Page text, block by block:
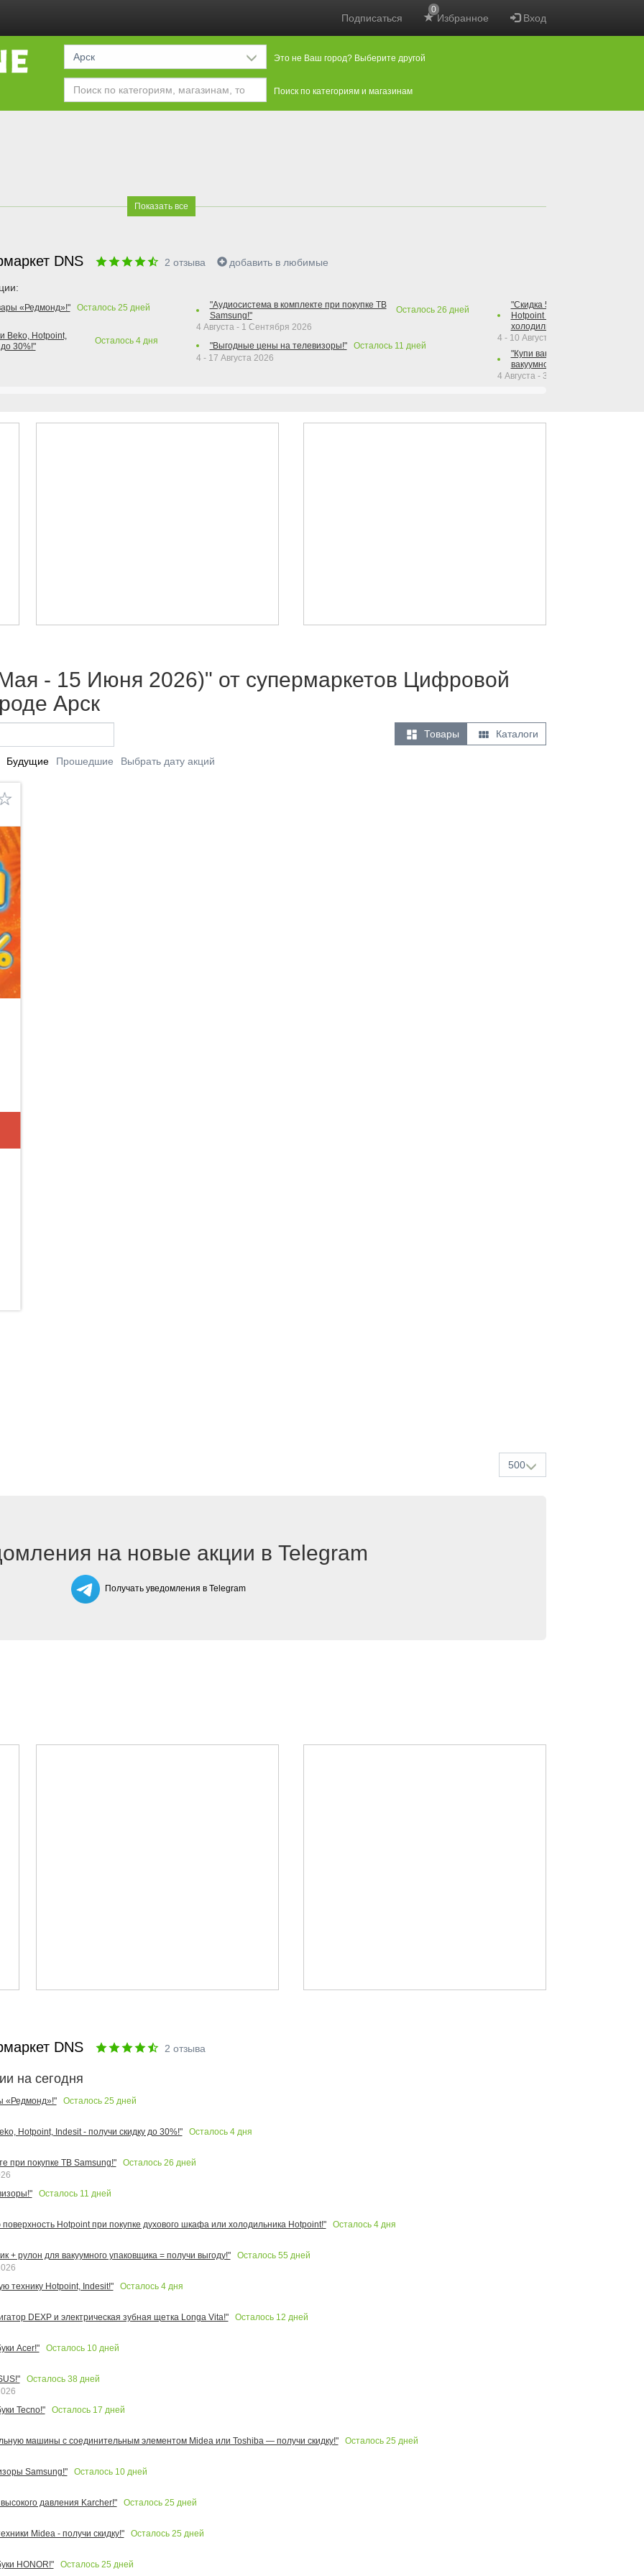
Подписаться Избранное
0
Вход
Арск Это не Ваш город? Выберите другой
Поиск по категориям и магазинам
Показать все
DNS 2 отзыва добавить в любимые
«Редмонд»!" Осталось 25 дней
Beko, Hotpoint,
30%!"
Осталось 4дня
"Аудиосистема в комплекте при покупке ТВ
Samsung!"
Осталось 26 дней
4 Августа - 1 Сентября 2026
"Выгодные цены на телевизоры!"
Осталось 11 дней
4 - 17 Августа 2026
"Скидка 50% на варочную
Hotpoint при покупке духового
холодильника Hotpoint!"
4 - 10 Августа 2026
"Купи вакуумный упаковщик +
вакуумного упаковщика =
4 Августа - 30 Сентября 2026
- 15 Июня 2026)" от супермаркетов Цифровой
Арск
 Товары  Каталоги
Будущие Прошедшие Выбрать дату акций
500
на новые акции в Telegram
Получать уведомления в Telegram
DNS 2 отзыва
на сегодня
«Редмонд»!" Осталось 25 дней
Hotpoint, Indesit - получи скидку до 30%!" Осталось 4дня
при покупке ТВ Samsung!" Осталось 26 дней
Осталось 11 дней
Hotpoint при покупке духового шкафа или холодильника Hotpoint!" Осталось 4дня
+ рулон для вакуумного упаковщика = получи выгоду!" Осталось 55 дней
технику Hotpoint, Indesit!"
Осталось 4дня
DEXP и электрическая зубная щетка Longa Vita!" Осталось 12 дней
Acer!" Осталось 10дней
Осталось 38дней
Tecno!"
Осталось 17 дней
машины с соединительным элементом Midea или Toshiba — получи скидку!" Осталось 25 дней
Samsung!" Осталось 10дней
давления Karcher!" Осталось 25 дней
Midea - получи скидку!" Осталось 25 дней
HONOR!" Осталось 25 дней